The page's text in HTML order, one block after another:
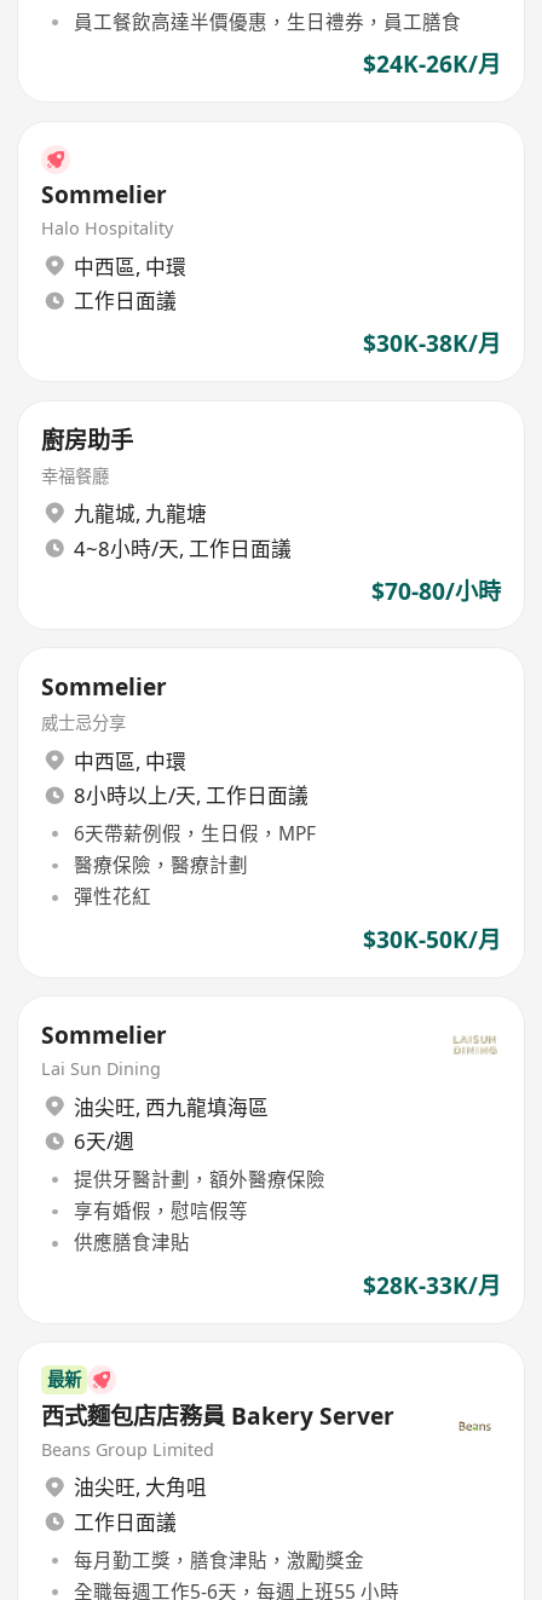
員工餐飲高達半價優惠，生日禮券，員工膳食
$24K-26K/月
Sommelier
Halo Hospitality
中西區, 中環
工作日面議
$30K-38K/月
廚房助手
幸福餐廳
九龍城, 九龍塘
4~8小時/天, 工作日面議
$70-80/小時
Sommelier
威士忌分享
中西區, 中環
8小時以上/天, 工作日面議
6天帶薪例假，生日假，MPF
醫療保險，醫療計劃
彈性花紅
$30K-50K/月
Sommelier
Lai Sun Dining
油尖旺, 西九龍填海區
6天/週
提供牙醫計劃，額外醫療保險
享有婚假，慰唁假等
供應膳食津貼
$28K-33K/月
最新
西式麵包店店務員 Bakery Server
Beans Group Limited
油尖旺, 大角咀
工作日面議
每月勤工獎，膳食津貼，激勵獎金
全職每週工作5-6天，每週上班55 小時